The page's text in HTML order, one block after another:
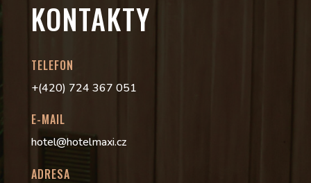
KONTAKTY
TELEFON
+(420) 724 367 051
E-MAIL
hotel@hotelmaxi.cz
ADRESA